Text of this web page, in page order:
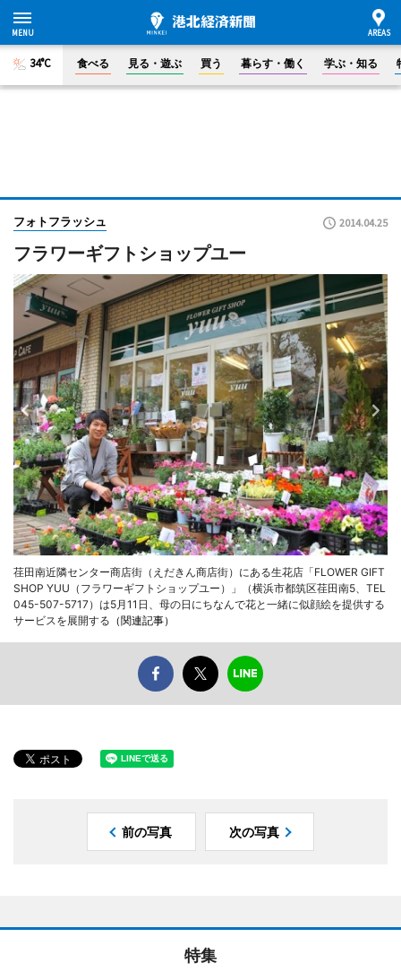
34°C 食べる 見る・遊ぶ 買う 暮らす・働く 学ぶ・知る
フォトフラッシュ 2014.04.25
フラワーギフトショップユー
荏田南近隣センター商店街（えだきん商店街）にある生花店「FLOWER GIFT
SHOP YUU（フラワーギフトショップユー）」（横浜市都筑区荏田南5、TEL
045-507-5717）は5月11日、母の日にちなんで花と一緒に似顔絵を提供する
サービスを展開する （関連記事）
前の写真 次の写真
特集